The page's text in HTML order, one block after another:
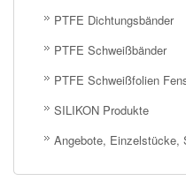
PTFE Dichtungsbänder
PTFE Schweißbänder
PTFE Schweißfolien
SILIKON Produkte
Angebote, Einzelstücke,